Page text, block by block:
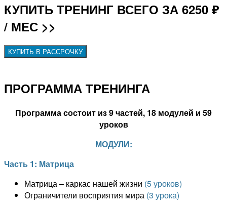
КУПИТЬ ТРЕНИНГ ВСЕГО ЗА 6250 ₽
/ МЕС >>
КУПИТЬ В РАССРОЧКУ
ПРОГРАММА ТРЕНИНГА
Программа состоит из9частей, 18 модулей и 59
уроков
МОДУЛИ:
Часть 1: Матрица
Матрица – каркас нашей жизни (5 уроков)
Ограничители восприятия мира (3 урока)